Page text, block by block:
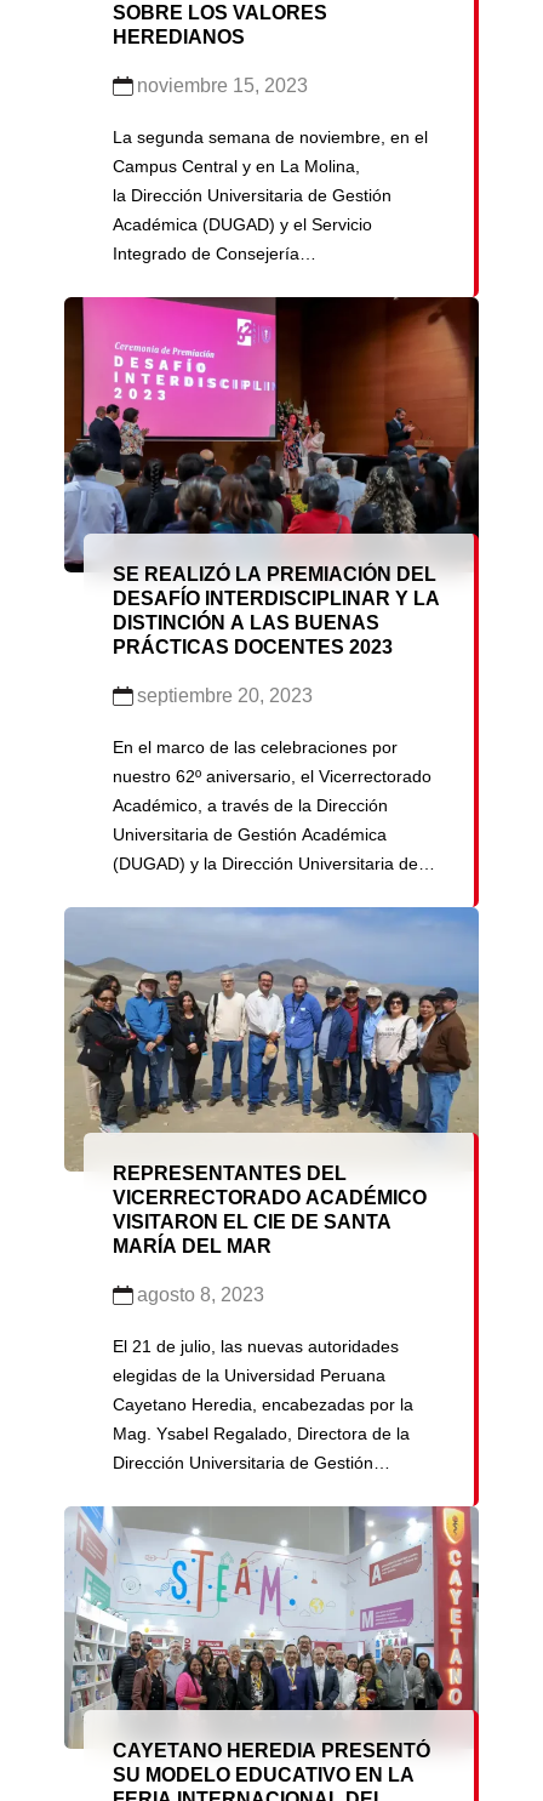
SOBRE LOS VALORES
HEREDIANOS
noviembre 15, 2023
La segunda semana de noviembre, en el
Campus Central y en La Molina,
la Dirección Universitaria de Gestión
Académica (DUGAD) y el Servicio
Integrado de Consejería
promover y concientizar a los estudiantes
acerca de los valores heredianos. Dichos
valores fueron reformulados en el Plan
Estratégico Institucional 2022-2026,
buscando que respalden nuestra visión,
contribuyan a nuestra […]
SE REALIZÓ LA PREMIACIÓN DEL
DESAFÍO INTERDISCIPLINAR Y LA
DISTINCIÓN A LAS BUENAS
PRÁCTICAS DOCENTES 2023
septiembre 20, 2023
En el marco de las celebraciones por
nuestro 62º aniversario, el Vicerrectorado
Académico, a través de la Dirección
Universitaria de Gestión Académica
(DUGAD) y la Dirección Universitaria de
la Premiación del Desafío Interdisciplinar y
Docentes. El evento contó con la
presencia del Rector, el Dr. Enrique
Castañeda Saldaña; […]
REPRESENTANTES DEL
VICERRECTORADO ACADÉMICO
VISITARON EL CIE DE SANTA
MARÍA DEL MAR
agosto 8, 2023
El 21 de julio, las nuevas autoridades
elegidas de la Universidad Peruana
Cayetano Heredia, encabezadas por la
Mag. Ysabel Regalado, Directora de la
Dirección Universitaria de Gestión
segunda visita al Centro de Innovación y
Emprendimiento (CIE) en Santa María del
Mar. El propósito principal de la actividad
fue explorar las […]
CAYETANO HEREDIA PRESENTÓ
SU MODELO EDUCATIVO EN LA